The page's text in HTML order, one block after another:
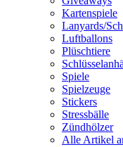
Kartenspiele
Lanyards/
Luftballons
Plüschtiere
Spiele
Spielzeuge
Stickers
Stressbälle
Zündhölzer
Alle Artikel